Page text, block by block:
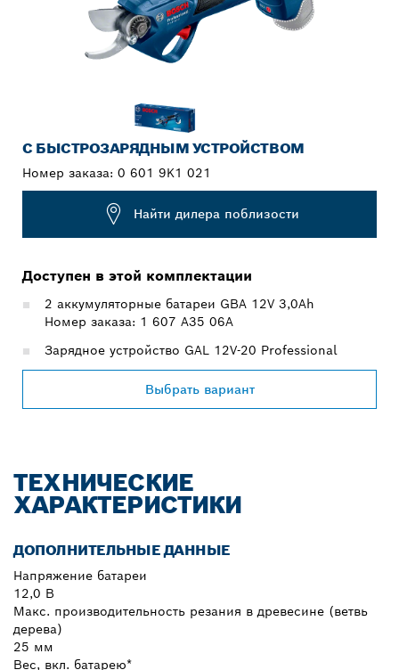
С БЫСТРОЗАРЯДНЫМ УСТРОЙСТВОМ
Номер заказа: 0 601 9K1 021
Найти дилера поблизости
Доступен в этой комплектации
2 аккумуляторные батареи GBA 12V 3,0Ah
Номер заказа: 1 607 A35 06A
Зарядное устройство GAL 12V-20 Professional
Выбрать вариант
ТЕХНИЧЕСКИЕ
ХАРАКТЕРИСТИКИ
ДОПОЛНИТЕЛЬНЫЕ ДАННЫЕ
Напряжение батареи
12,0 В
Макс. производительность резания в древесине (ветвь
дерева)
25 мм
Вес, вкл. батарею*